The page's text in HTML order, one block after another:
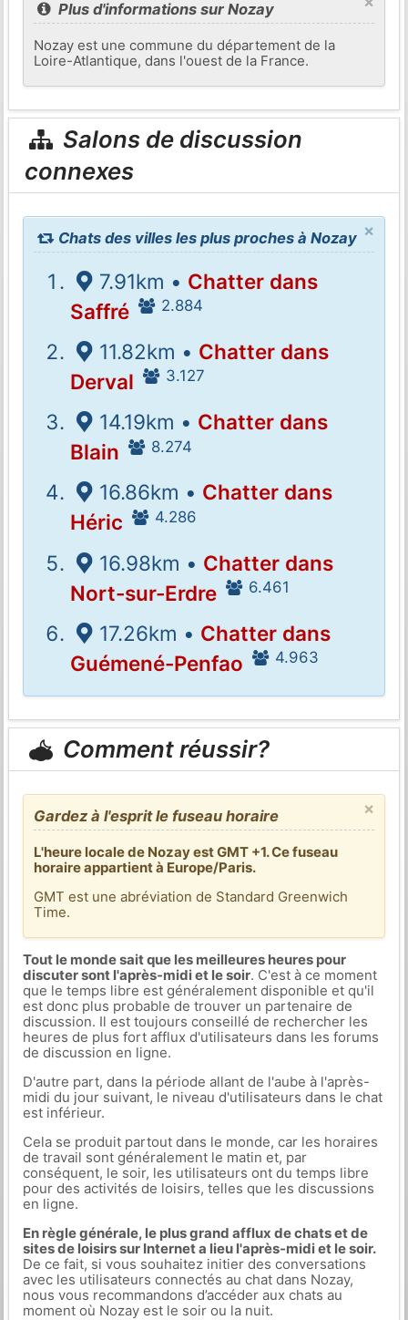
Plus d'informations sur Nozay
Nozay est une commune du département de la
Loire-Atlantique, dans l'ouest de la France.
Salons de discussion
connexes
×
Chats des villes les plus proches à Nozay
7.91km • Chatter dans
Saffré
2.884
11.82km • Chatter dans
Derval
3.127
14.19km • Chatter dans
Blain
8.274
16.86km • Chatter dans
Héric
4.286
16.98km • Chatter dans
Nort-sur-Erdre
6.461
17.26km • Chatter dans
Guémené-Penfao
4.963
Comment réussir?
×
Gardez à l'esprit le fuseau horaire
L'heure locale de Nozay est GMT +1. Ce fuseau
horaire appartient à Europe/Paris.
GMT est une abréviation de Standard Greenwich
Time.
Tout le monde sait que les meilleures heures pour
discuter sont l'après-midi et le soir. C'est à ce moment
que le temps libre est généralement disponible et qu'il
est donc plus probable de trouver un partenaire de
discussion. Il est toujours conseillé de rechercher les
heures de plus fort afflux d'utilisateurs dans les forums
de discussion en ligne.
D'autre part, dans la période allant de l'aube à l'après-
midi du jour suivant, le niveau d'utilisateurs dans le chat
est inférieur.
Cela se produit partout dans le monde, car les horaires
de travail sont généralement le matin et, par
conséquent, le soir, les utilisateurs ont du temps libre
pour des activités de loisirs, telles que les discussions
en ligne.
En règle générale, le plus grand afflux de chats et de
sites de loisirs sur Internet a lieu l'après-midi et le soir.
De ce fait, si vous souhaitez initier des conversations
avec les utilisateurs connectés au chat dans Nozay,
nous vous recommandons d’accéder aux chats au
moment où Nozay est le soir ou la nuit.